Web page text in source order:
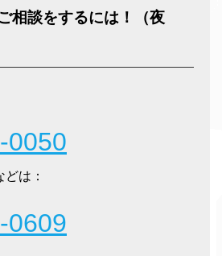
相談をするには！（夜
0050
は：
0609